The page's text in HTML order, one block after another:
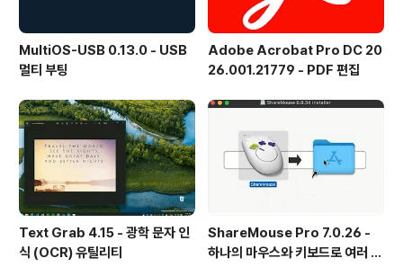
MultiOS-USB 0.13.0 - USB
멀티 부팅
Adobe Acrobat Pro DC 20
26.001.21779 - PDF 편집
Text Grab 4.15 - 광학 문자 인
식 (OCR) 유틸리티
ShareMouse Pro 7.0.26 -
하나의 마우스와 키보드로 여러 대